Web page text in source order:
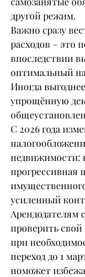
другой режим.
Важно сразу
расходов – это
впоследствии
оптимальный
Иногда
упрощённую
С 2026 года
недвижимости:
прогрессивная
усиленный
Арендодателям
проверить
при
переход до 1
поможет